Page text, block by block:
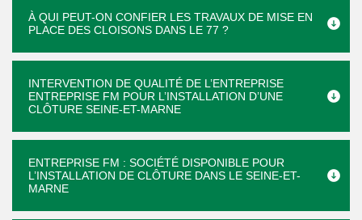
À QUI PEUT-ON CONFIER LES TRAVAUX DE MISE EN
PLACE DES CLOISONS DANS LE 77 ?
INTERVENTION DE QUALITÉ DE L’ENTREPRISE
ENTREPRISE FM POUR L’INSTALLATION D’UNE
CLÔTURE SEINE-ET-MARNE
ENTREPRISE FM : SOCIÉTÉ DISPONIBLE POUR
L’INSTALLATION DE CLÔTURE DANS LE SEINE-ET-
MARNE